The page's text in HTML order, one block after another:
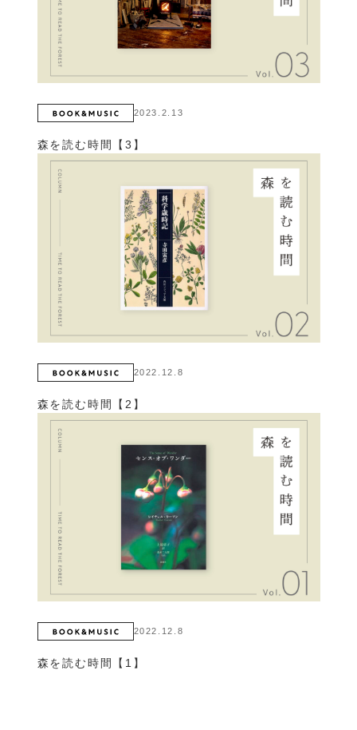
2023.2.13
森を読む時間【3】
2022.12.8
森を読む時間【2】
2022.12.8
森を読む時間【1】